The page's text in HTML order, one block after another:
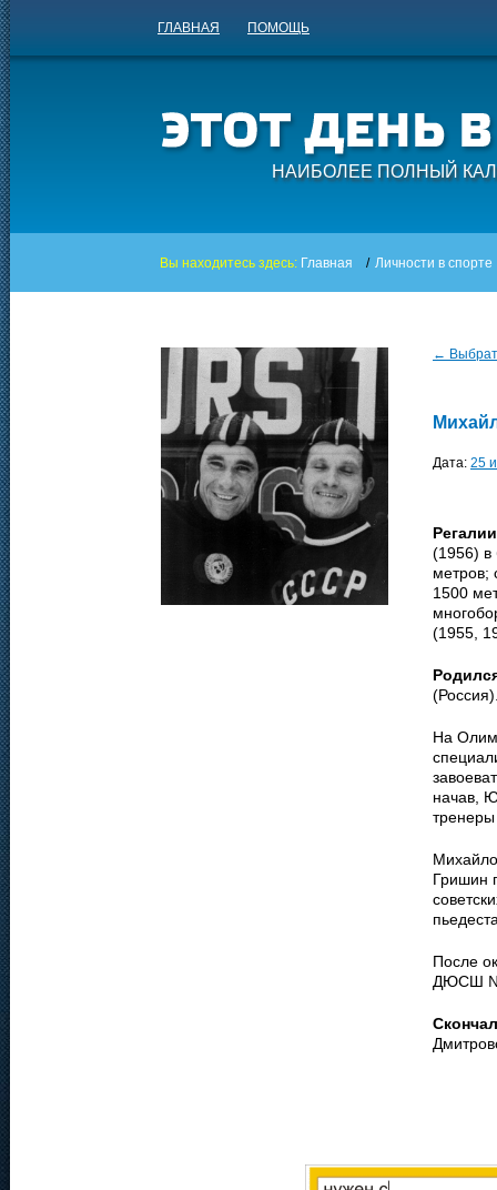
ГЛАВНАЯ ПОМОЩЬ
НАИБОЛЕЕ ПОЛНЫЙ
Вы находитесь здесь: Главная / Личности в спорте
←
Дата: 25
(1956) в
метров;
1500
(1955,
На
начав,
Гришин
После
ДЮСШ